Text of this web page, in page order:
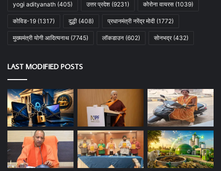
yogi adityanath (405) उत्तर प्रदेश (9231) कोरोना वायरस (1039)
कोविड-19 (1317) दुद्धी (408) प्रधानमंत्री नरेंद्र मोदी (1772)
मुख्यमंत्री योगी आदित्यनाथ (7745) लॉकडाउन (602) सोनभद्र(432)
LAST MODIFIED POSTS